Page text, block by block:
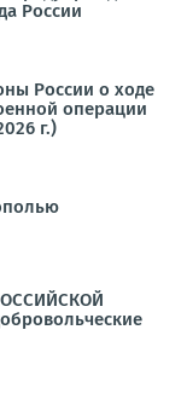
России
России о ходе
операции
г.)